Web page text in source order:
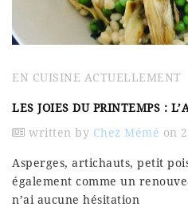
EN CUISINE ACTUELLEMENT
LES JOIES DU PRINTEMPS :
written by Chez Mémé on
Asperges, artichauts, petit
également comme un
n’ai aucune hésitation